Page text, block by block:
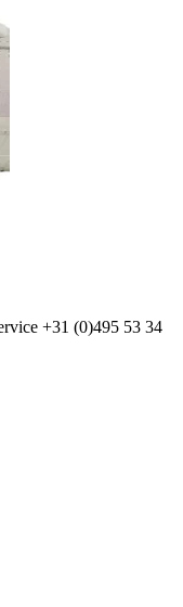
+31 (0)495 53 34